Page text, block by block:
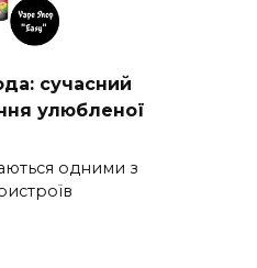
сучасний
улюбленої
одними з